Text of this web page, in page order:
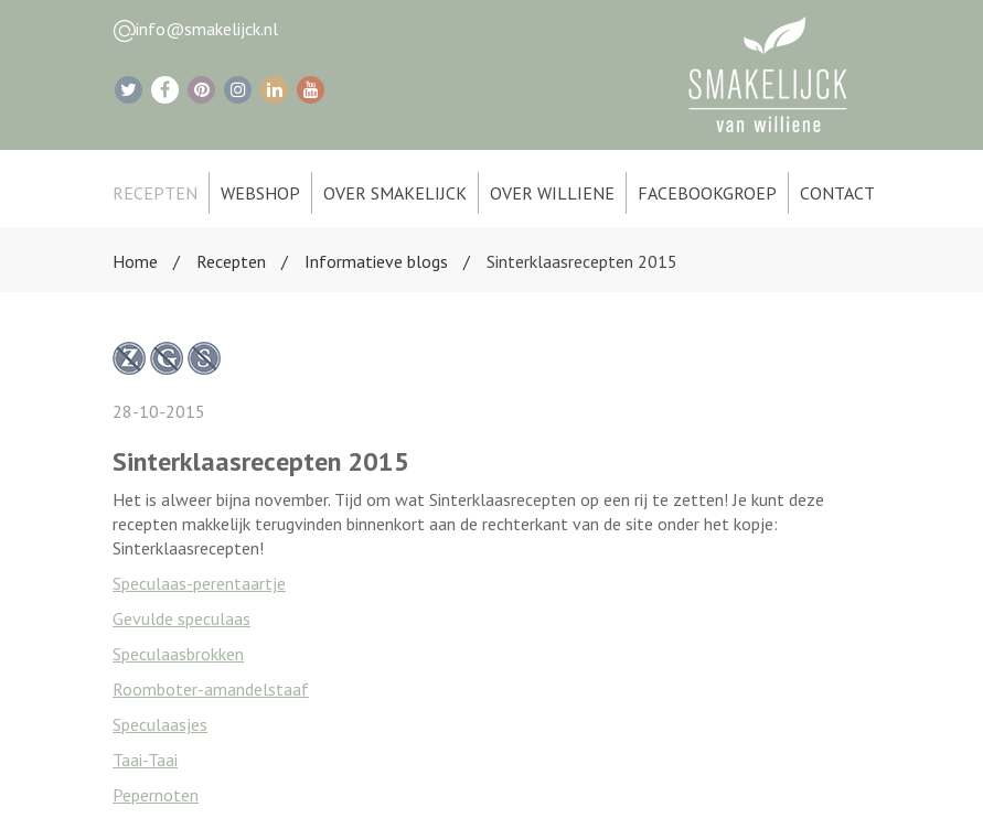
info@smakelijck.nl
RECEPTEN WEBSHOP OVER SMAKELIJCK OVER WILLIENE FACEBOOKGROEP CONTACT
Home Recepten Informatieve blogs Sinterklaasrecepten 2015
28-10-2015
Sinterklaasrecepten 2015
Het is alweer bijna november. Tijd om wat Sinterklaasrecepten op een rij te zetten! Je kunt deze
recepten makkelijk terugvinden binnenkort aan de rechterkant van de site onder het kopje:
Sinterklaasrecepten!
Speculaas-perentaartje
Gevulde speculaas
Speculaasbrokken
Roomboter-amandelstaaf
Speculaasjes
Taai-Taai
Pepernoten